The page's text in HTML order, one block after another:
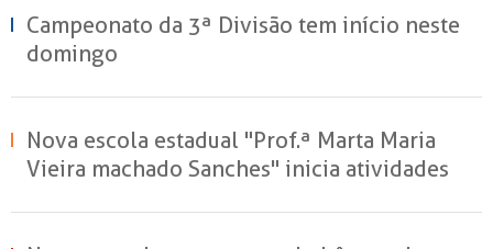
Campeonato da 3ª Divisão tem início neste
domingo
Nova escola estadual "Prof.ª Marta Maria
Vieira machado Sanches" inicia atividades